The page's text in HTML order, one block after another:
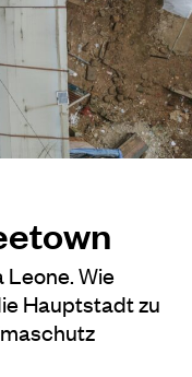
Wie
Hauptstadt zu